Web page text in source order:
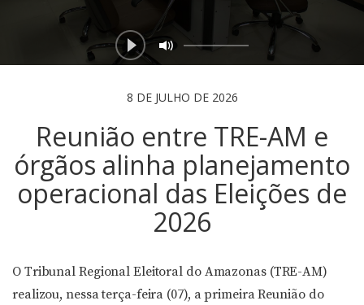
8 DE JULHO DE 2026
Reunião entre TRE-AM e
órgãos alinha planejamento
operacional das Eleições de
2026
O Tribunal Regional Eleitoral do Amazonas (TRE-AM)
realizou, nessa terça-feira (07), a primeira Reunião do